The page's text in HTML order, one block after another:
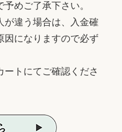
めご了承下さい。
が違う場合は、入金確
因になりますので必ず
トにてご確認くださ